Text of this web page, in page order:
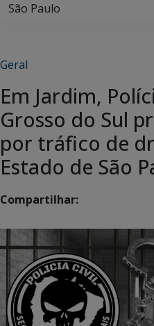
São Paulo
Geral
Em Jardim,
Grosso do Sul
por tráfico de
Estado de São
Compartilhar: